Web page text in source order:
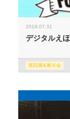
2019.07.31
デジタルえ
巡回展&展示会